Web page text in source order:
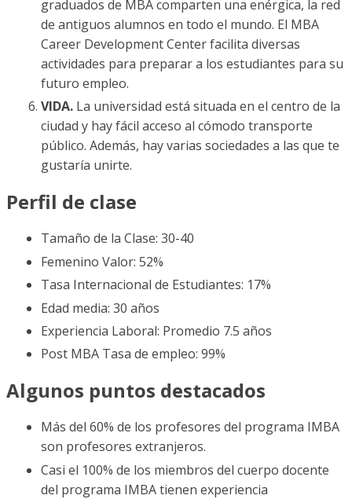
graduados de MBA comparten una enérgica, la red
de antiguos alumnos en todo el mundo. El MBA
Career Development Center facilita diversas
actividades para preparar a los estudiantes para su
futuro empleo.
VIDA. La universidad está situada en el centro de la
ciudad y hay fácil acceso al cómodo transporte
público. Además, hay varias sociedades a las que te
gustaría unirte.
Perfil de clase
Tamaño de la Clase: 30-40
Femenino Valor: 52%
Tasa Internacional de Estudiantes: 17%
Edad media: 30 años
Experiencia Laboral: Promedio 7.5 años
Post MBA Tasa de empleo: 99%
Algunos puntos destacados
Más del 60% de los profesores del programa IMBA
son profesores extranjeros.
Casi el 100% de los miembros del cuerpo docente
del programa IMBA tienen experiencia